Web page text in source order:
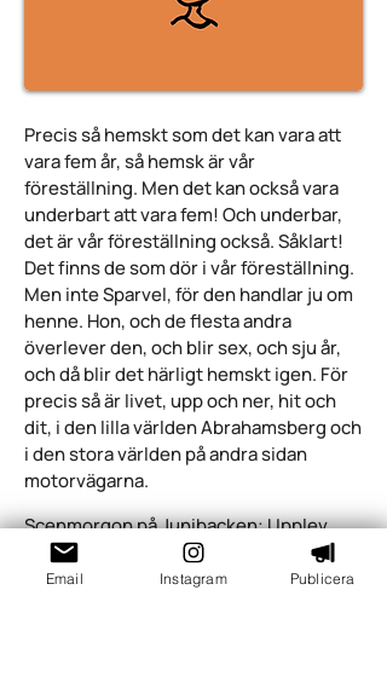
Precis så hemskt som det kan vara att
vara fem år, så hemsk är vår
föreställning. Men det kan också vara
underbart att vara fem! Och underbar,
det är vår föreställning också. Såklart!
Det finns de som dör i vår föreställning.
Men inte Sparvel, för den handlar ju om
henne. Hon, och de flesta andra
överlever den, och blir sex, och sju år,
och då blir det härligt hemskt igen. För
precis så är livet, upp och ner, hit och
dit, i den lilla världen Abrahamsberg och
i den stora världen på andra sidan
motorvägarna.
Scenmorgon på Junibacken: Upplev
svindlande teaterföreställningar
tillsammans innan öppning med klassen
Email Instagram Publicera